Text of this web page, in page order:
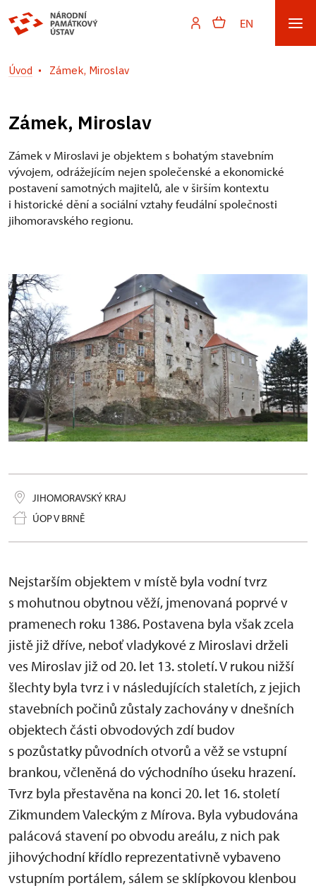
EN
Úvod Zámek, Miroslav
Zámek, Miroslav
Zámek v Miroslavi je objektem s bohatým stavebním
vývojem, odrážejícím nejen společenské a ekonomické
postavení samotných majitelů, ale v širším kontextu
i historické dění a sociální vztahy feudální společnosti
jihomoravského regionu.
JIHOMORAVSKÝ KRAJ
ÚOP V BRNĚ
Nejstarším objektem v místě byla vodní tvrz
s mohutnou obytnou věží, jmenovaná poprvé v
pramenech roku 1386. Postavena byla však zcela
jistě již dříve, neboť vladykové z Miroslavi drželi
ves Miroslav již od 20. let 13. století. V rukou nižší
šlechty byla tvrz i v následujících staletích, z jejich
stavebních počinů zůstaly zachovány v dnešních
objektech části obvodových zdí budov
s pozůstatky původních otvorů a věž se vstupní
brankou, včleněná do východního úseku hrazení.
Tvrz byla přestavěna na konci 20. let 16. století
Zikmundem Valeckým z Mírova. Byla vybudována
palácová stavení po obvodu areálu, z nich pak
jihovýchodní křídlo reprezentativně vybaveno
vstupním portálem, sálem se sklípkovou klenbou